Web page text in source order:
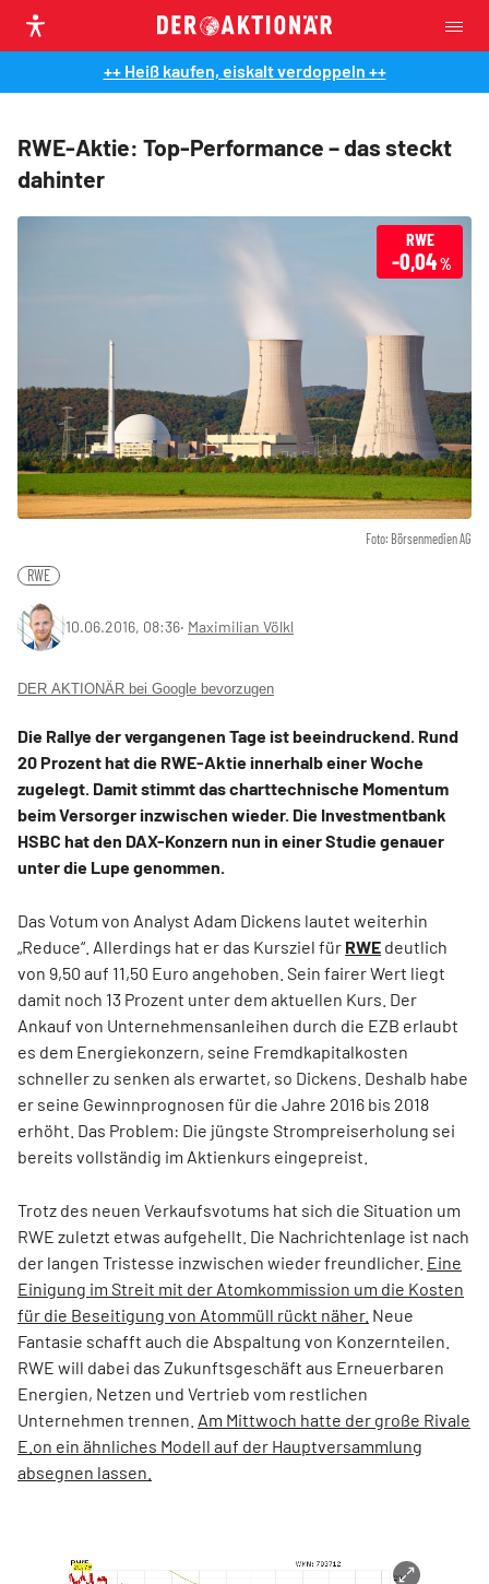
++ Heiß kaufen, eiskalt verdoppeln ++
RWE-Aktie: Top-Performance – das steckt
dahinter
Foto: Börsenmedien AG
RWE
-0,04%
RWE
10.06.2016, 08:36‧ Maximilian Völkl
DER AKTIONÄR bei Google bevorzugen
Die Rallye der vergangenen Tage ist beeindruckend. Rund
20 Prozent hat die RWE-Aktie innerhalb einer Woche
zugelegt. Damit stimmt das charttechnische Momentum
beim Versorger inzwischen wieder. Die Investmentbank
HSBC hat den DAX-Konzern nun in einer Studie genauer
unter die Lupe genommen.
Das Votum von Analyst Adam Dickens lautet weiterhin
„Reduce“. Allerdings hat er das Kursziel für RWE deutlich
von 9,50 auf 11,50 Euro angehoben. Sein fairer Wert liegt
damit noch 13 Prozent unter dem aktuellen Kurs. Der
Ankauf von Unternehmensanleihen durch die EZB erlaubt
es dem Energiekonzern, seine Fremdkapitalkosten
schneller zu senken als erwartet, so Dickens. Deshalb habe
er seine Gewinnprognosen für die Jahre 2016 bis 2018
erhöht. Das Problem: Die jüngste Strompreiserholung sei
bereits vollständig im Aktienkurs eingepreist.
Trotz des neuen Verkaufsvotums hat sich die Situation um
RWE zuletzt etwas aufgehellt. Die Nachrichtenlage ist nach
der langen Tristesse inzwischen wieder freundlicher. Eine
Einigung im Streit mit der Atomkommission um die Kosten
für die Beseitigung von Atommüll rückt näher. Neue
Fantasie schafft auch die Abspaltung von Konzernteilen.
RWE will dabei das Zukunftsgeschäft aus Erneuerbaren
Energien, Netzen und Vertrieb vom restlichen
Unternehmen trennen. Am Mittwoch hatte der große Rivale
E.on ein ähnliches Modell auf der Hauptversammlung
absegnen lassen.